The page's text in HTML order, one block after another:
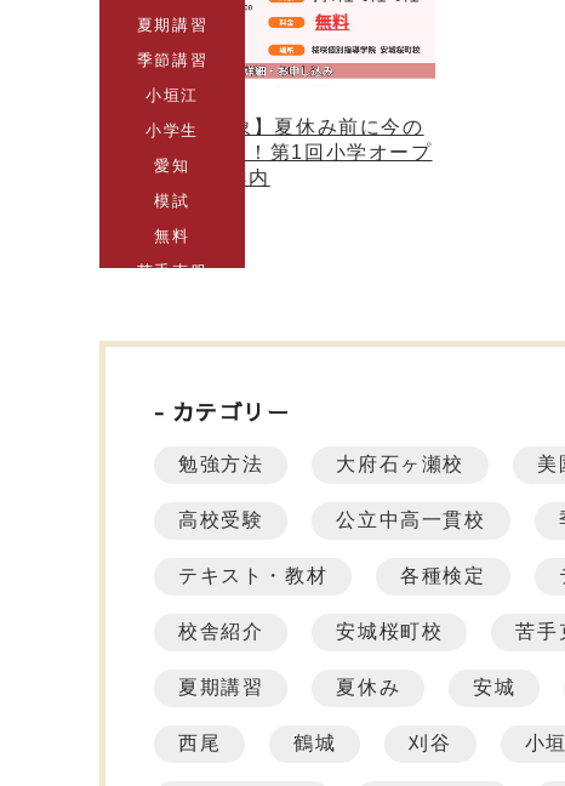
夏期講習
季節講習
小垣江
小学生
愛知
模試
無料
苦手克服
【小4～6年対象】夏休み前に今の
学力をチェック！第1回小学オープ
ンテストのご案内
2026.05.29
カテゴリー
勉強方法 大府石ヶ瀬校 美
高校受験 公立中高一貫校
テキスト・教材 各種検定
校舎紹介 安城桜町校 苦手
夏期講習 夏休み 安城
西尾 鶴城 刈谷 小